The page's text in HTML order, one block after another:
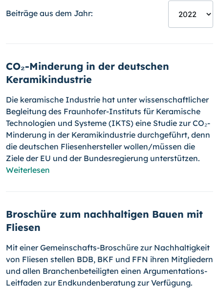
Beiträge aus dem Jahr:
CO₂-Minderung in der deutschen
Keramikindustrie
Die keramische Industrie hat unter wissenschaftlicher
Begleitung des Fraunhofer-Instituts für Keramische
Technologien und Systeme (IKTS) eine Studie zur CO₂-
Minderung in der Keramikindustrie durchgeführt, denn
die deutschen Fliesenhersteller wollen/müssen die
Ziele der EU und der Bundesregierung unterstützen.
Weiterlesen
Broschüre zum nachhaltigen Bauen mit
Fliesen
Mit einer Gemeinschafts-Broschüre zur Nachhaltigkeit
von Fliesen stel­len BDB, BKF und FFN ihren Mitgliedern
und allen Branchenbeteiligten einen Argumentations-
Leitfaden zur Endkundenberatung zur Verfügung.